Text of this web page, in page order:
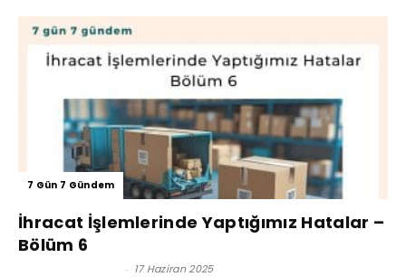
7 Gün 7 Gündem
İhracat İşlemlerinde Yaptığımız Hatalar –
Bölüm 6
- 17 Haziran 2025